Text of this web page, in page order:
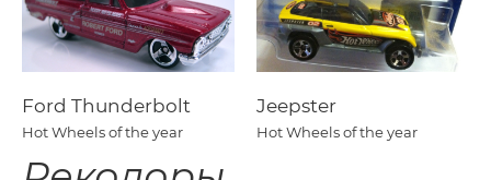
Ford Thunderbolt
Hot Wheels of the year
Jeepster
Hot Wheels of the year